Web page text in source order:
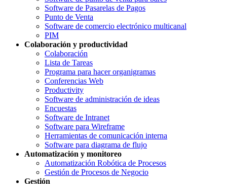
Software de Pasarelas de Pagos
Punto de Venta
Software de comercio electrónico multicanal
PIM
Colaboración y productividad
Colaboración
Lista de Tareas
Programa para hacer organigramas
Conferencias Web
Productivity
Software de administración de ideas
Encuestas
Software de Intranet
Software para Wireframe
Herramientas de comunicación interna
Software para diagrama de flujo
Automatización y monitoreo
Automatización Robótica de Procesos
Gestión de Procesos de Negocio
Gestión